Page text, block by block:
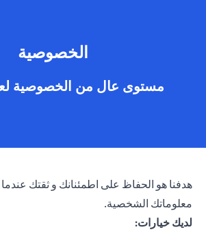
الخصوصية
مستوى عال من الخصوصية
هدفنا هو الحفاظ على اطمئنانك و ثقتك عندما
معلوماتك الشخصية.
لديك خيارات: